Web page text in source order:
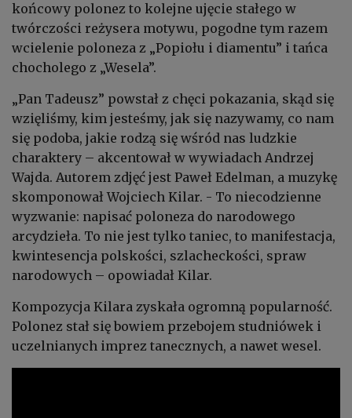
końcowy polonez to kolejne ujęcie stałego w
twórczości reżysera motywu, pogodne tym razem
wcielenie poloneza z „Popiołu i diamentu” i tańca
chocholego z „Wesela”.
„Pan Tadeusz” powstał z chęci pokazania, skąd się
wzięliśmy, kim jesteśmy, jak się nazywamy, co nam
się podoba, jakie rodzą się wśród nas ludzkie
charaktery – akcentował w wywiadach Andrzej
Wajda. Autorem zdjęć jest Paweł Edelman, a muzykę
skomponował Wojciech Kilar. - To niecodzienne
wyzwanie: napisać poloneza do narodowego
arcydzieła. To nie jest tylko taniec, to manifestacja,
kwintesencja polskości, szlacheckości, spraw
narodowych – opowiadał Kilar.
Kompozycja Kilara zyskała ogromną popularność.
Polonez stał się bowiem przebojem studniówek i
uczelnianych imprez tanecznych, a nawet wesel.